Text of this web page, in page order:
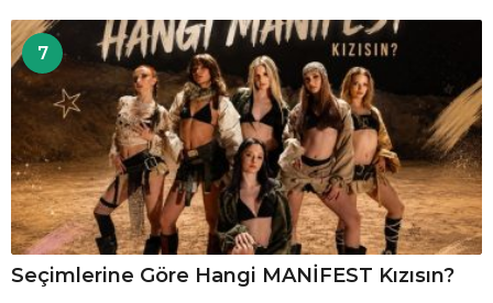
7
Seçimlerine Göre Hangi MANİFEST Kızısın?